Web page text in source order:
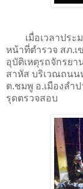
เมื่อเวลาประม
หน้าที่ตำรวจ สภ.เ
อุบัติเหตุรถจักรยา
สาหัส บริเวณถนน
ต.ชมพู อ.เมืองลำ
รุดตรวจสอบ